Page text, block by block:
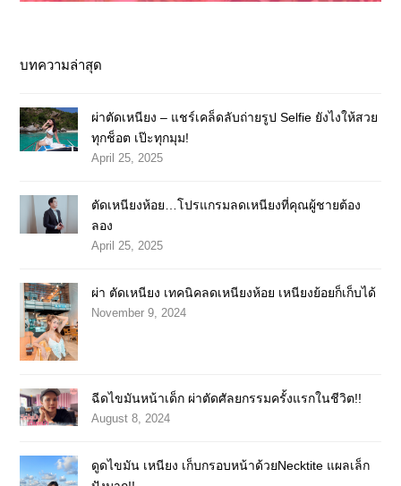
บทความล่าสุด
ผ่าตัดเหนียง – แชร์เคล็ดลับถ่ายรูป Selfie ยังไงให้สวย
ทุกช็อต เป๊ะทุกมุม!
April 25, 2025
ตัดเหนียงห้อย…โปรแกรมลดเหนียงที่คุณผู้ชายต้อง
ลอง
April 25, 2025
ผ่า ตัดเหนียง เทคนิคลดเหนียงห้อย เหนียงย้อยก็เก็บได้
November 9, 2024
ฉีดไขมันหน้าเด็ก ผ่าตัดศัลยกรรมครั้งแรกในชีวิต!!
August 8, 2024
ดูดไขมัน เหนียง เก็บกรอบหน้าด้วยNecktite แผลเล็ก